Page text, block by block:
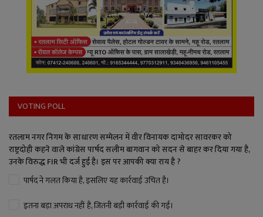
VOTING POLL
रतलाम नगर निगम के साधारण सम्मेलन में वीर विनायक दामोदर सावरकर को
राष्ट्रदोही कहने वाले कांग्रेस पार्षद सलीम बागवान को सदन से बाहर कर दिया गया है,
उनके विरुद्ध FIR भी दर्ज हुई है। इस पर आपकी क्या राय है ?
पार्षद ने गलत किया है, इसलिए यह कार्रवाई उचित है।
इतना बड़ा अपराध नहीं है, जितनी बड़ी कार्रवाई की गई।